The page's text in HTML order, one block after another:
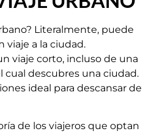
Literalmente, puede
viaje a la ciudad.
viaje corto, incluso de una
cual descubres una ciudad.
ideal para descansar de
de los viajeros que optan